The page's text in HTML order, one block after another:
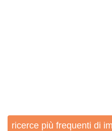
ricerce più frequenti di